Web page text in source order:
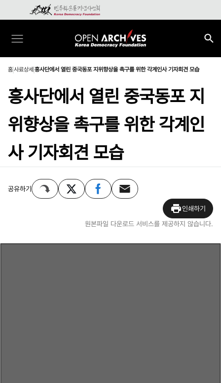
홈사료상세 흥사단에서 열린 중국동포 지위향상을 촉구를 위한 각계인사 기자회견 모습
흥사단에서 열린 중국동포 지
위향상을 촉구를 위한 각계인
사 기자회견 모습
공유하기
인쇄하기
원본파일 다운로드 서비스를 제공하지 않습니다.